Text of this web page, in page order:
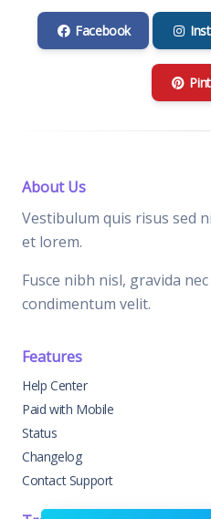
Facebook
About Us
Vestibulum quis risus sed
et lorem.
Fusce nibh nisl, gravida
condimentum velit.
Features
Help Center
Paid with Mobile
Status
Changelog
Contact Support